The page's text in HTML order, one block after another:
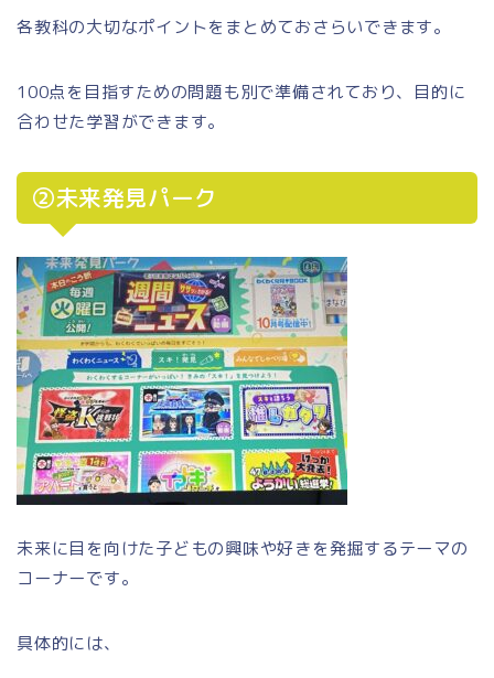
各教科の大切なポイントをまとめておさらいできます。
100点を目指すための問題も別で準備されており、目的に
合わせた学習ができます。
②未来発見パーク
未来に目を向けた子どもの興味や好きを発掘するテーマの
コーナーです。
具体的には、